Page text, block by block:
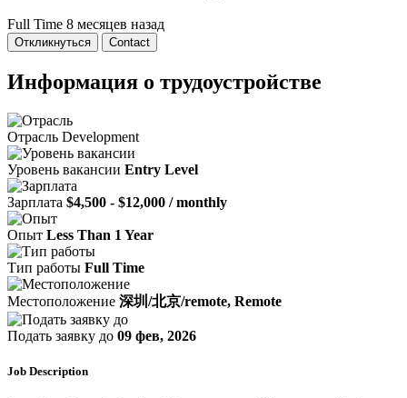
Full Time 8 месяцев назад
Откликнуться Contact
Информация о трудоустройстве
Отрасль Development
Уровень вакансии Entry Level
Зарплата $4,500 - $12,000 / monthly
Опыт Less Than 1 Year
Тип работы Full Time
Местоположение 深圳/北京/remote, Remote
Подать заявку до 09 фев, 2026
Job Description